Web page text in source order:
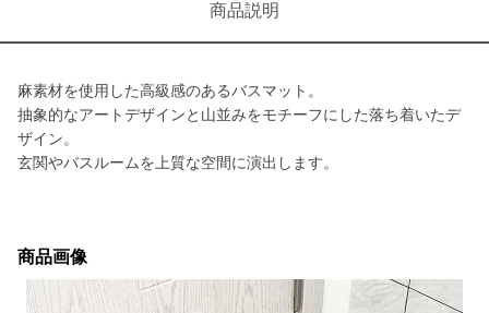
商品説明
麻素材を使用した高級感のあるバスマット。
抽象的なアートデザインと山並みをモチーフにした落ち着いたデ
ザイン。
玄関やバスルームを上質な空間に演出します。
商品画像